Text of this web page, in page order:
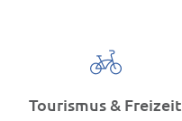
Tourismus & Freizeit